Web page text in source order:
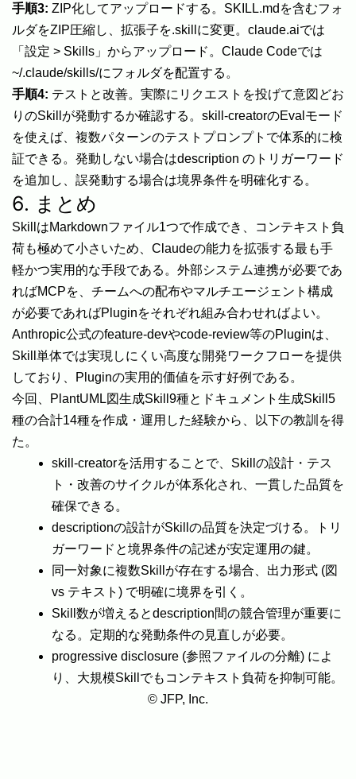
手順3: ZIP化してアップロードする。SKILL.mdを含むフォ
ルダをZIP圧縮し、拡張子を.skillに変更。claude.aiでは
「設定 > Skills」からアップロード。Claude Codeでは
~/.claude/skills/にフォルダを配置する。
手順4: テストと改善。実際にリクエストを投げて意図どお
りのSkillが発動するか確認する。skill-creatorのEvalモード
を使えば、複数パターンのテストプロンプトで体系的に検
証できる。発動しない場合はdescription のトリガーワード
を追加し、誤発動する場合は境界条件を明確化する。
6. まとめ
SkillはMarkdownファイル1つで作成でき、コンテキスト負
荷も極めて小さいため、Claudeの能力を拡張する最も手
軽かつ実用的な手段である。外部システム連携が必要であ
ればMCPを、チームへの配布やマルチエージェント構成
が必要であればPluginをそれぞれ組み合わせればよい。
Anthropic公式のfeature-devやcode-review等のPluginは、
Skill単体では実現しにくい高度な開発ワークフローを提供
しており、Pluginの実用的価値を示す好例である。
今回、PlantUML図生成Skill9種とドキュメント生成Skill5
種の合計14種を作成・運用した経験から、以下の教訓を得
た。
skill-creatorを活用することで、Skillの設計・テス
ト・改善のサイクルが体系化され、一貫した品質を
確保できる。
descriptionの設計がSkillの品質を決定づける。トリ
ガーワードと境界条件の記述が安定運用の鍵。
同一対象に複数Skillが存在する場合、出力形式 (図
vs テキスト) で明確に境界を引く。
Skill数が増えるとdescription間の競合管理が重要に
なる。定期的な発動条件の見直しが必要。
progressive disclosure (参照ファイルの分離) によ
り、大規模Skillでもコンテキスト負荷を抑制可能。
© JFP, Inc.